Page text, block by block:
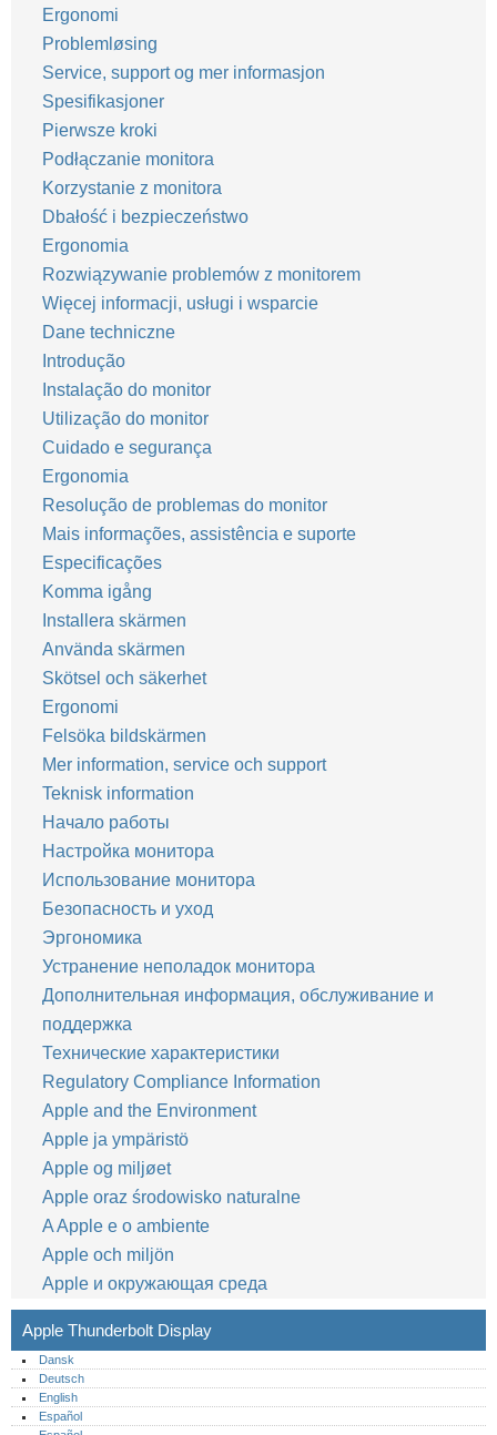
Ergonomi
Problemløsing
Service, support og mer informasjon
Spesifikasjoner
Pierwsze kroki
Podłączanie monitora
Korzystanie z monitora
Dbałość i bezpieczeństwo
Ergonomia
Rozwiązywanie problemów z monitorem
Więcej informacji, usługi i wsparcie
Dane techniczne
Introdução
Instalação do monitor
Utilização do monitor
Cuidado e segurança
Ergonomia
Resolução de problemas do monitor
Mais informações, assistência e suporte
Especificações
Komma igång
Installera skärmen
Använda skärmen
Skötsel och säkerhet
Ergonomi
Felsöka bildskärmen
Mer information, service och support
Teknisk information
Начало работы
Настройка монитора
Использование монитора
Безопасность и уход
Эргономика
Устранение неполадок монитора
Дополнительная информация, обслуживание и
поддержка
Технические характеристики
Regulatory Compliance Information
Apple and the Environment
Apple ja ympäristö
Apple og miljøet
Apple oraz środowisko naturalne
A Apple e o ambiente
Apple och miljön
Apple и окружающая среда
Apple Thunderbolt Display
Dansk
Deutsch
English
Español